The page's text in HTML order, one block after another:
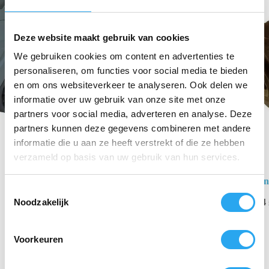
Deze website maakt gebruik van cookies
We gebruiken cookies om content en advertenties te
personaliseren, om functies voor social media te bieden
en om ons websiteverkeer te analyseren. Ook delen we
informatie over uw gebruik van onze site met onze
partners voor social media, adverteren en analyse. Deze
partners kunnen deze gegevens combineren met andere
informatie die u aan ze heeft verstrekt of die ze hebben
verzameld op basis van uw gebruik van hun services.
Noodzakelijk
Voorkeuren
Staubli
33,82 € 36,24
excl. BTW
Lees verder